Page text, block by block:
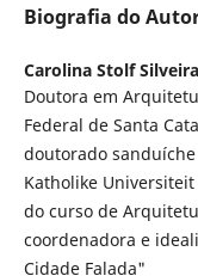
Biografia do
Carolina Stolf
Doutora em
Federal de Santa
doutorado sanduíche
Katholike Universiteit
do curso de
coordenadora e
Cidade Falada"